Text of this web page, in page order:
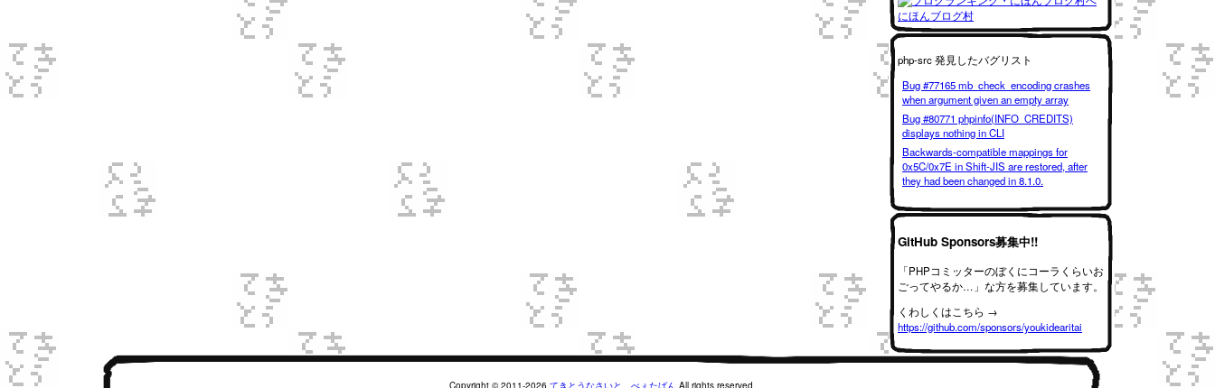
にほんブログ村
php-src 発見したバグリスト
Bug #77165 mb_check_encoding crashes
when argument given an empty array
Bug #80771 phpinfo(INFO_CREDITS)
displays nothing in CLI
Backwards-compatible mappings for
0x5C/0x7E in Shift-JIS are restored, after
they had been changed in 8.1.0.
GitHub Sponsors募集中!!
「PHPコミッターのぼくにコーラくらいお
ごってやるか…」な方を募集しています。
くわしくはこちら →
https://github.com/sponsors/youkidearitai
Copyright © 2011-2026 てきとうなさいと。べぇたばん All rights reserved.